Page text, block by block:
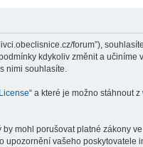
forum”),
kdykoliv změnit a učiníme
nimi souhlasíte.
“ a které je možno stáhnout z
mohl porušovat platné zákony
vašeho